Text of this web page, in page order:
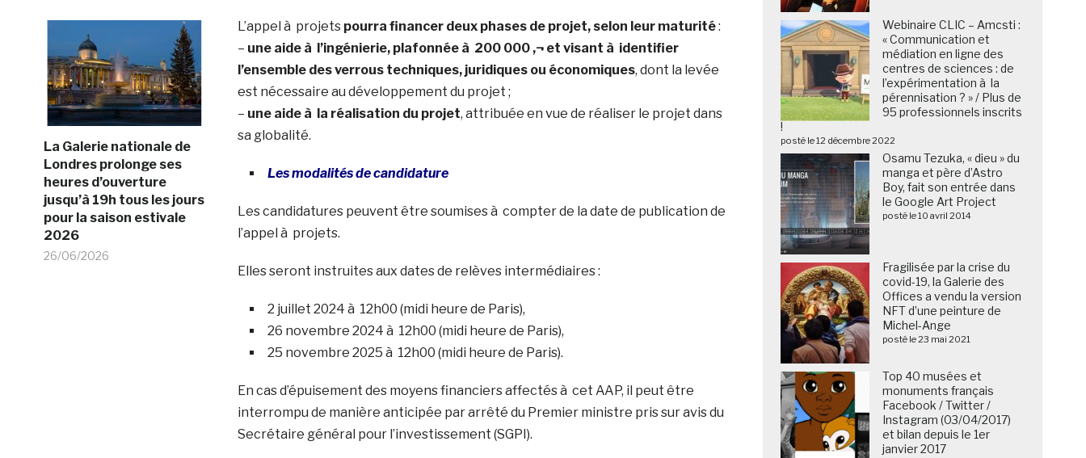
La Galerie nationale de
Londres prolonge ses
heures d’ouverture
jusqu’à 19h tous les jours
pour la saison estivale
2026
26/06/2026
L’appel à projets pourra financer deux phases de projet, selon leur maturité:
– une aide à l’ingénierie, plafonnée à 200 000 ‚¬ et visant à identifier
l’ensemble des verrous techniques, juridiques ou économiques, dont la levée
est nécessaire au développement du projet ;
– une aide à la réalisation du projet, attribuée en vue de réaliser le projet dans
sa globalité.
Les modalités de candidature
Les candidatures peuvent être soumises à compter de la date de publication de
l’appel à projets.
Elles seront instruites aux dates de relèves intermédiaires :
2 juillet 2024 à 12h00 (midi heure de Paris),
26 novembre 2024 à 12h00 (midi heure de Paris),
25 novembre 2025 à 12h00 (midi heure de Paris).
En cas d’épuisement des moyens financiers affectés à cet AAP, il peut être
interrompu de manière anticipée par arrêté du Premier ministre pris sur avis du
Secrétaire général pour l’investissement (SGPI).
Webinaire CLIC – Amcsti :
« Communication et
médiation en ligne des
centres de sciences : de
l’expérimentation à la
pérennisation ? » / Plus de
95 professionnels inscrits
!
posté le 12 décembre 2022
Osamu Tezuka, « dieu » du
manga et père d’Astro
Boy, fait son entrée dans
le Google Art Project
posté le 10 avril 2014
Fragilisée par la crise du
covid-19, la Galerie des
Offices a vendu la version
NFT d’une peinture de
Michel-Ange
posté le 23 mai 2021
Top 40 musées et
monuments français
Facebook / Twitter /
Instagram (03/04/2017)
et bilan depuis le 1er
janvier 2017